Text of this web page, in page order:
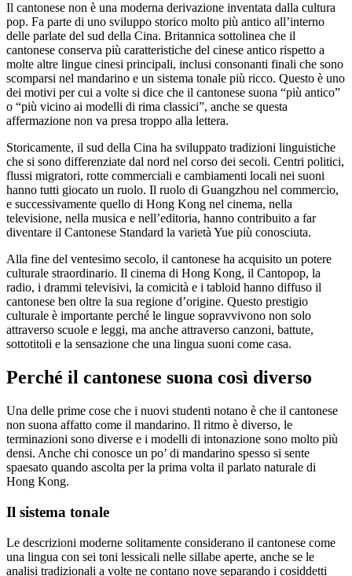
Il cantonese non è una moderna derivazione inventata dalla cultura
pop. Fa parte di uno sviluppo storico molto più antico all’interno
delle parlate del sud della Cina. Britannica sottolinea che il
cantonese conserva più caratteristiche del cinese antico rispetto a
molte altre lingue cinesi principali, inclusi consonanti finali che sono
scomparsi nel mandarino e un sistema tonale più ricco. Questo è uno
dei motivi per cui a volte si dice che il cantonese suona “più antico”
o “più vicino ai modelli di rima classici”, anche se questa
affermazione non va presa troppo alla lettera.
Storicamente, il sud della Cina ha sviluppato tradizioni linguistiche
che si sono differenziate dal nord nel corso dei secoli. Centri politici,
flussi migratori, rotte commerciali e cambiamenti locali nei suoni
hanno tutti giocato un ruolo. Il ruolo di Guangzhou nel commercio,
e successivamente quello di Hong Kong nel cinema, nella
televisione, nella musica e nell’editoria, hanno contribuito a far
diventare il Cantonese Standard la varietà Yue più conosciuta.
Alla fine del ventesimo secolo, il cantonese ha acquisito un potere
culturale straordinario. Il cinema di Hong Kong, il Cantopop, la
radio, i drammi televisivi, la comicità e i tabloid hanno diffuso il
cantonese ben oltre la sua regione d’origine. Questo prestigio
culturale è importante perché le lingue sopravvivono non solo
attraverso scuole e leggi, ma anche attraverso canzoni, battute,
sottotitoli e la sensazione che una lingua suoni come casa.
Perché il cantonese suona così diverso
Una delle prime cose che i nuovi studenti notano è che il cantonese
non suona affatto come il mandarino. Il ritmo è diverso, le
terminazioni sono diverse e i modelli di intonazione sono molto più
densi. Anche chi conosce un po’ di mandarino spesso si sente
spaesato quando ascolta per la prima volta il parlato naturale di
Hong Kong.
Il sistema tonale
Le descrizioni moderne solitamente considerano il cantonese come
una lingua con sei toni lessicali nelle sillabe aperte, anche se le
analisi tradizionali a volte ne contano nove separando i cosiddetti